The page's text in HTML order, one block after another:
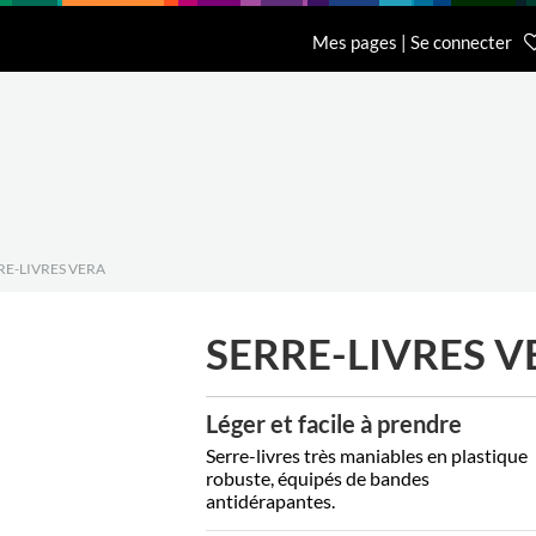
Mes pages | Se connecter
01 64 68 06 06
Accueil Eurobib
01 86 65 59 70
LIVRES VERA
SERRE-LIVRES
Léger et facile à prendre
Serre-livres très maniables en plastique
robuste, équipés de bandes
antidérapantes.